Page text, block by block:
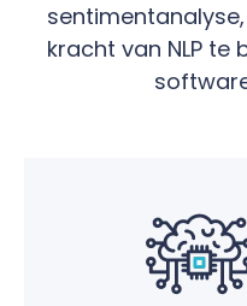
kracht van NLP te